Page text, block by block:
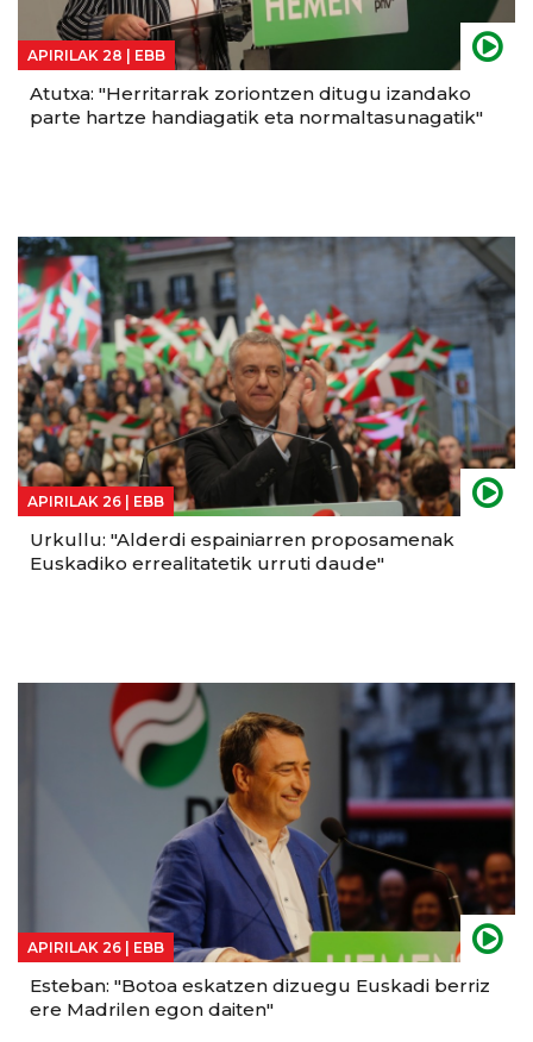
APIRILAK 28 | EBB
Atutxa: "Herritarrak zoriontzen ditugu izandako
parte hartze handiagatik eta normaltasunagatik"
APIRILAK 26 | EBB
Urkullu: "Alderdi espainiarren proposamenak
Euskadiko errealitatetik urruti daude"
APIRILAK 26 | EBB
Esteban: "Botoa eskatzen dizuegu Euskadi berriz
ere Madrilen egon daiten"